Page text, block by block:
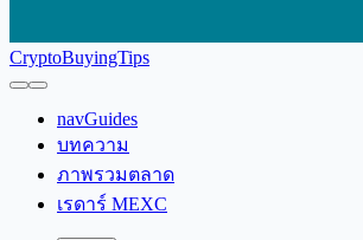
CryptoBuyingTips
navGuides
บทความ
ภาพรวมตลาด
เรดาร์ MEXC